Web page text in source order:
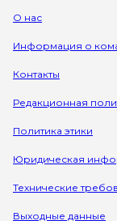
О нас
Информация о
Контакты
Редакционная
Политика этики
Юридическая
Технические
Выходные данные